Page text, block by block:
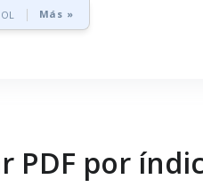
Más »
PDF por